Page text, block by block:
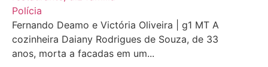
Polícia
Fernando Deamo e Victória Oliveira | g1 MT A
cozinheira Daiany Rodrigues de Souza, de 33
anos, morta a facadas em um...